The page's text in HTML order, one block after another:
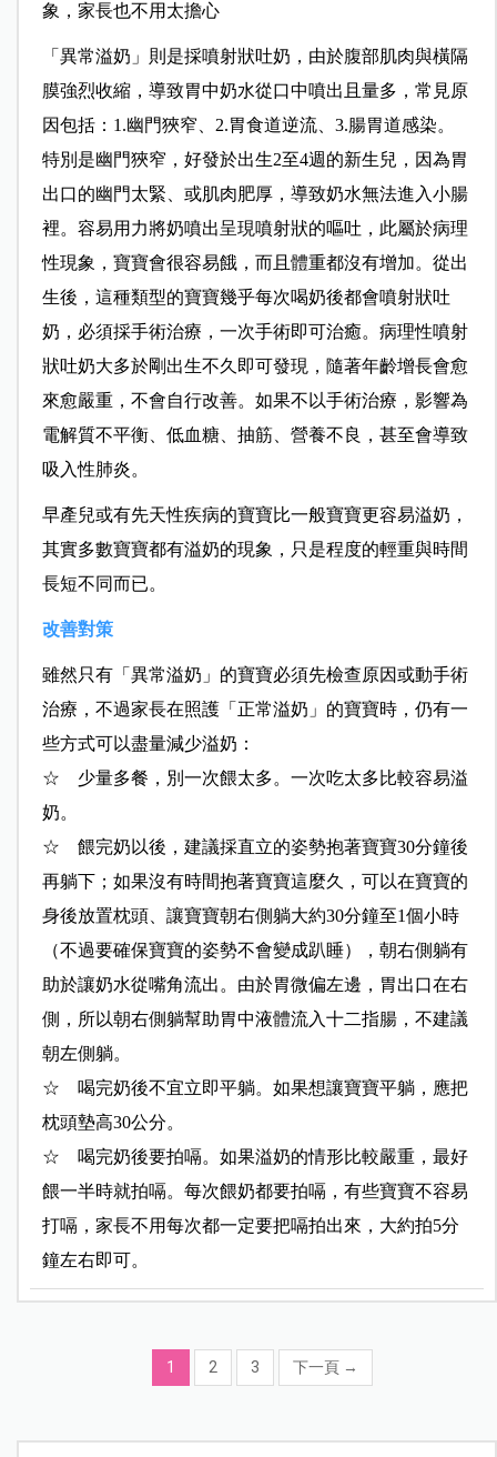
象，家長也不用太擔心
「異常溢奶」則是採噴射狀吐奶，由於腹部肌肉與橫隔
膜強烈收縮，導致胃中奶水從口中噴出且量多，常見原
因包括：1.幽門狹窄、2.胃食道逆流、3.腸胃道感染。
特別是幽門狹窄，好發於出生2至4週的新生兒，因為胃
出口的幽門太緊、或肌肉肥厚，導致奶水無法進入小腸
裡。容易用力將奶噴出呈現噴射狀的嘔吐，此屬於病理
性現象，寶寶會很容易餓，而且體重都沒有增加。從出
生後，這種類型的寶寶幾乎每次喝奶後都會噴射狀吐
奶，必須採手術治療，一次手術即可治癒。病理性噴射
狀吐奶大多於剛出生不久即可發現，隨著年齡增長會愈
來愈嚴重，不會自行改善。如果不以手術治療，影響為
電解質不平衡、低血糖、抽筋、營養不良，甚至會導致
吸入性肺炎。
早產兒或有先天性疾病的寶寶比一般寶寶更容易溢奶，
其實多數寶寶都有溢奶的現象，只是程度的輕重與時間
長短不同而已。
改善對策
雖然只有「異常溢奶」的寶寶必須先檢查原因或動手術
治療，不過家長在照護「正常溢奶」的寶寶時，仍有一
些方式可以盡量減少溢奶：
☆ 少量多餐，別一次餵太多。一次吃太多比較容易溢
奶。
☆ 餵完奶以後，建議採直立的姿勢抱著寶寶30分鐘後
再躺下；如果沒有時間抱著寶寶這麼久，可以在寶寶的
身後放置枕頭、讓寶寶朝右側躺大約30分鐘至1個小時
（不過要確保寶寶的姿勢不會變成趴睡），朝右側躺有
助於讓奶水從嘴角流出。由於胃微偏左邊，胃出口在右
側，所以朝右側躺幫助胃中液體流入十二指腸，不建議
朝左側躺。
☆ 喝完奶後不宜立即平躺。如果想讓寶寶平躺，應把
枕頭墊高30公分。
☆ 喝完奶後要拍嗝。如果溢奶的情形比較嚴重，最好
餵一半時就拍嗝。每次餵奶都要拍嗝，有些寶寶不容易
打嗝，家長不用每次都一定要把嗝拍出來，大約拍5分
鐘左右即可。
1 2 3 下一頁 →